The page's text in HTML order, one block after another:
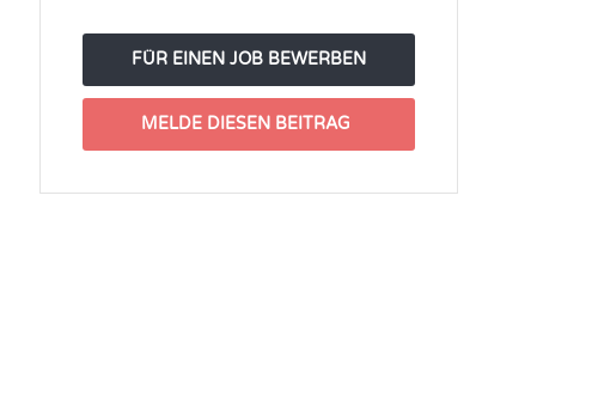
FÜR EINEN JOB BEWERBEN
MELDE DIESEN BEITRAG